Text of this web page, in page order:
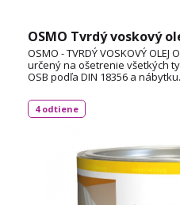
OSMO Tvrdý voskový
OSMO - TVRDÝ VOSKOVÝ
určený na ošetrenie všetkých
OSB podľa DIN 18356 a
dlaždice. Spotreba: 1L / 24 m²
4 odtiene